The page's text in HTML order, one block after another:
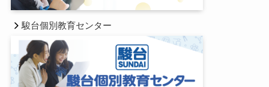
駿台個別教育センター